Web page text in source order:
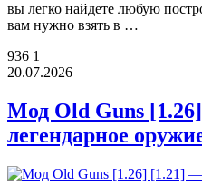
вы легко найдете любую
вам нужно взять в …
936 1
20.07.2026
Мод Old Guns
легендарное